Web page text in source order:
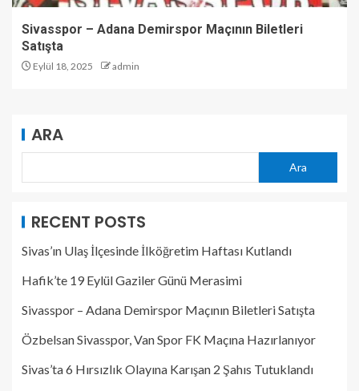
Sivasspor – Adana Demirspor Maçının Biletleri
Satışta
Eylül 18, 2025 admin
ARA
Ara
RECENT POSTS
Sivas’ın Ulaş İlçesinde İlköğretim Haftası Kutlandı
Hafik’te 19 Eylül Gaziler Günü Merasimi
Sivasspor – Adana Demirspor Maçının Biletleri Satışta
Özbelsan Sivasspor, Van Spor FK Maçına Hazırlanıyor
Sivas’ta 6 Hırsızlık Olayına Karışan 2 Şahıs Tutuklandı